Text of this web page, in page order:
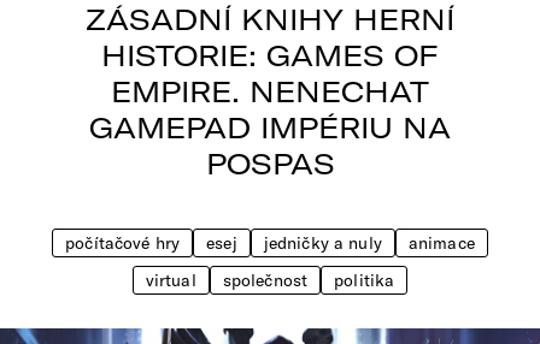
Vše o ČT
ZÁSADNÍ KNIHY HERNÍ
HISTORIE: GAMES OF
EMPIRE. NENECHAT
GAMEPAD IMPÉRIU NA
POSPAS
počítačové hry esej jedničky a nuly
animace
virtual
společnost politika